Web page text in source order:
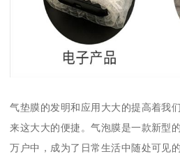
气垫膜的发明和应用大大的提高着我
来这大大的便捷。气泡膜是一款新型
万户中，成为了日常生活中随处可见